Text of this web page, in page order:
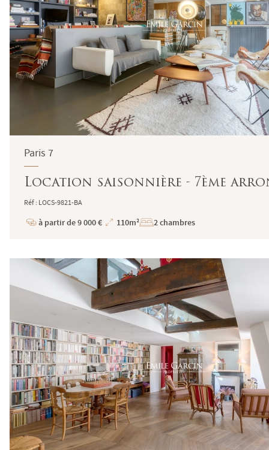
Paris 7
Location saisonnière - 7ème
Réf : LOCS-9821-BA
Prix
à partir de 9 000 €
Superficie
110m² 2 chambres